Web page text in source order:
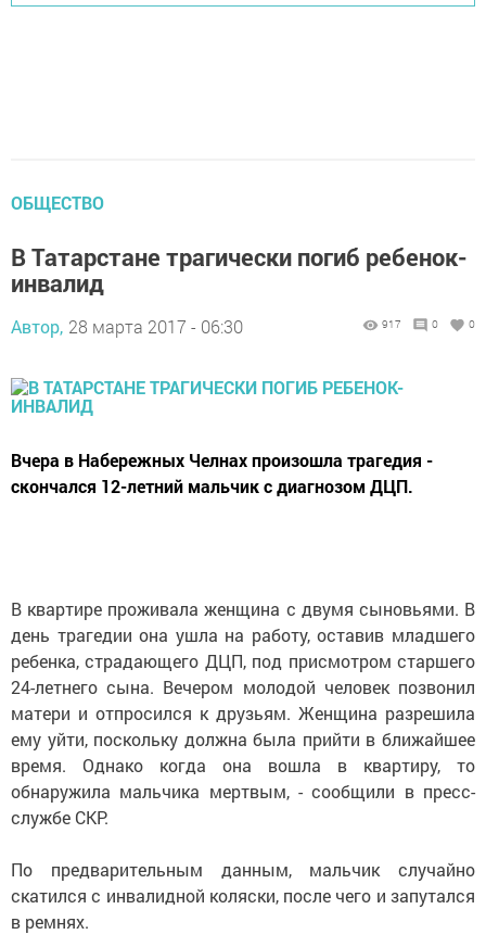
ОБЩЕСТВО
В Татарстане трагически погиб ребенок-
инвалид
Автор, 28 марта 2017 - 06:30 917 0 0
Вчера в Набережных Челнах произошла трагедия -
скончался 12-летний мальчик с диагнозом ДЦП.
В квартире проживала женщина с двумя сыновьями. В
день трагедии она ушла на работу, оставив младшего
ребенка, страдающего ДЦП, под присмотром старшего
24-летнего сына. Вечером молодой человек позвонил
матери и отпросился к друзьям. Женщина разрешила
ему уйти, поскольку должна была прийти в ближайшее
время. Однако когда она вошла в квартиру, то
обнаружила мальчика мертвым, - сообщили в пресс-
службе СКР.
По предварительным данным, мальчик случайно
скатился с инвалидной коляски, после чего и запутался
в ремнях.